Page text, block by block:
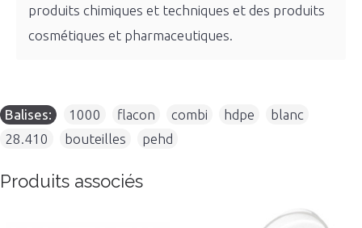
produits chimiques et techniques et des produits
cosmétiques et pharmaceutiques.
Balises: 1000 flacon combi hdpe blanc
28.410
bouteilles pehd
Produits associés